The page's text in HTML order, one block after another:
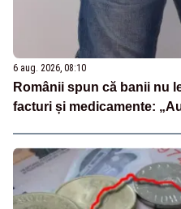
6 aug. 2026, 08:10
Românii spun că banii nu
facturi și medicamente: